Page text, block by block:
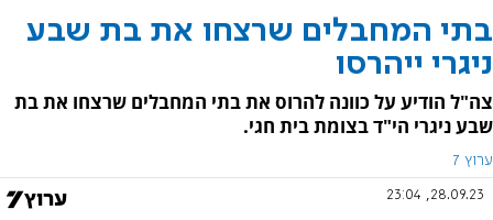
בתי המחבלים שרצחו את בת שבע
ניגרי ייהרסו
צה"ל הודיע על כוונה להרוס את בתי המחבלים שרצחו את בת
שבע ניגרי הי"ד בצומת בית חגי.
ערוץ 7
28.09.23, 23:04